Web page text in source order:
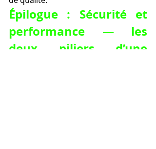
Épilogue : Sécurité et
performance — les
deux piliers d’une